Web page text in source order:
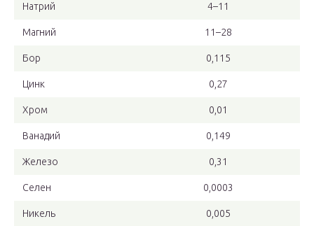
Натрий 4–11
Магний 11–28
Бор 0,115
Цинк 0,27
Хром 0,01
Ванадий 0,149
Железо 0,31
Селен 0,0003
Никель 0,005